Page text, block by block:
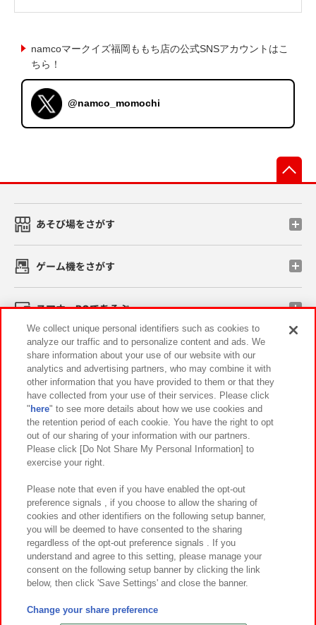
namcoマークイズ福岡ももち店の公式SNSアカウントはこ
ちら！
@namco_momochi
あそび場をさがす
ゲーム機をさがす
スマホ・PCであそぶ
イベント・キャンペーン
関連会社 サステナビリティ サイトポリシー
プライバシーポリシー ウェブアクセシビリティ方針と検証結果
お取引先さまとともに
カスタマーハラスメント対応方針 よくあるご質問・お問い合わせ
©Bandai Namco Amusement Inc.
©Bandai Namco Amusement Lab Inc.
We collect unique personal identifiers such as cookies to
analyze our traffic and to personalize content and ads. We
share information about your use of our website with our
analytics and advertising partners, who may combine it with
other information that you have provided to them or that they
have collected from your use of their services. Please click
" here" to see more details about how we use cookies and
the retention period of each cookie. You have the right to opt
out of our sharing of your information with our partners.
Please click [Do Not Share My Personal Information] to
exercise your right.
Please note that even if you have enabled the opt-out
preference signals , if you choose to allow the sharing of
cookies and other identifiers on the following setup banner,
you will be deemed to have consented to the sharing
regardless of the opt-out preference signals . If you
understand and agree to this setting, please manage your
consent on the following setup banner by clicking the link
below, then click 'Save Settings' and close the banner.
Change your share preference